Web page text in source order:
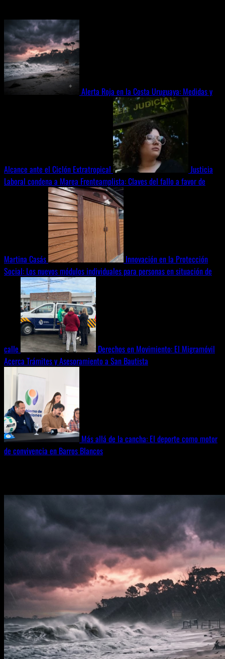
Alerta Roja en la Costa Uruguaya: Medidas y
Alcance ante el Ciclón Extratropical
Justicia
Laboral condena a Marea Frenteamplista: Claves del fallo a favor de
Martina Casás
Innovación en la Protección
Social: Los nuevos módulos individuales para personas en situación de
calle
Derechos en Movimiento: El Migramóvil
Acerca Trámites y Asesoramiento a San Bautista
Más allá de la cancha: El deporte como motor
de convivencia en Barros Blancos